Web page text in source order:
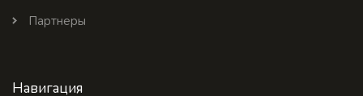
Партнеры
Навигация